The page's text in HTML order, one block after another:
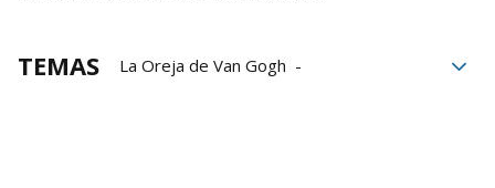
TEMAS
La Oreja de Van Gogh